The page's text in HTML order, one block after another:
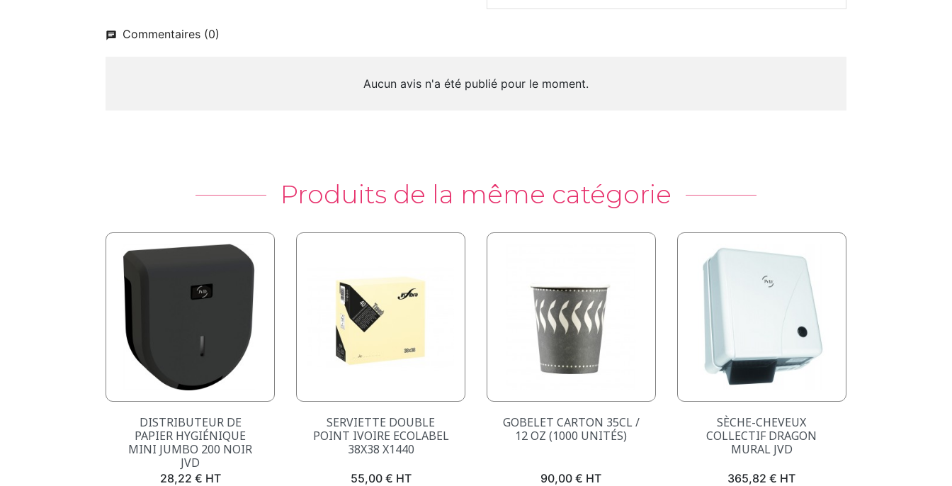
Commentaires (0)
Aucun avis n'a été publié pour le moment.
Produits de la même catégorie
Aperçu rapide
DISTRIBUTEUR DE
PAPIER HYGIÉNIQUE
MINI JUMBO 200 NOIR
JVD
Prix
28,22 € HT
Aperçu rapide
SERVIETTE DOUBLE
POINT IVOIRE ECOLABEL
38X38 X1440
Prix
55,00 € HT
 Aperçu rapide
GOBELET CARTON 35CL /
12 OZ (1000 UNITÉS)
Prix
90,00 € HT
Aperçu rapide
SÈCHE-CHEVEUX
COLLECTIF DRAGON
MURAL JVD
Prix
365,82 € HT